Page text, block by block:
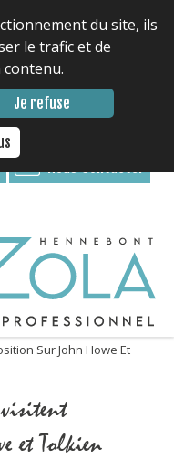
du site, ils
le trafic et de
Je refuse
97 85 17 17
Nous Contacter
Sur John Howe Et
visitent
et Tolkien